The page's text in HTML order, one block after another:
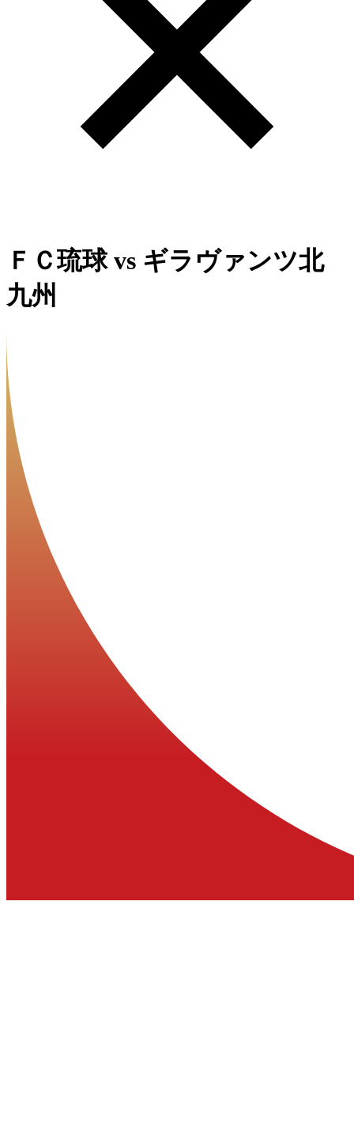
ＦＣ琉球vs ギラヴァンツ北
九州